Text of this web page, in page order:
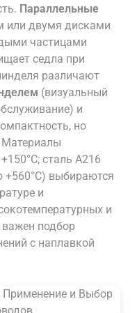
Параллельные
или двумя дисками
частицами
седла при
различают
(визуальный
и
но
Материалы
сталь A216
+560°C) выбираются
и
и
важен подбор
с наплавкой